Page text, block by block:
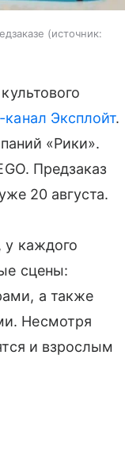
источник:
Эксплойт.
«Рики».
Предзаказ
20 августа.
каждого
сцены:
а также
Несмотря
и взрослым